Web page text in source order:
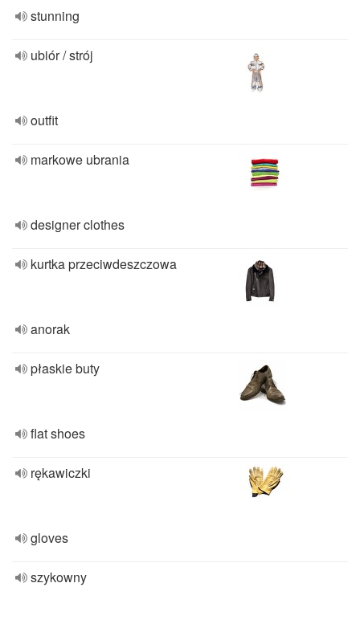
stunning
ubiór / strój
outfit
markowe ubrania
designer clothes
kurtka przeciwdeszczowa
anorak
płaskie buty
flat shoes
rękawiczki
gloves
szykowny